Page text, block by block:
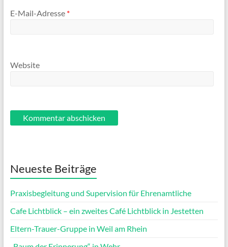
E-Mail-Adresse *
Website
Neueste Beiträge
Praxisbegleitung und Supervision für Ehrenamtliche
Cafe Lichtblick – ein zweites Café Lichtblick in Jestetten
Eltern-Trauer-Gruppe in Weil am Rhein